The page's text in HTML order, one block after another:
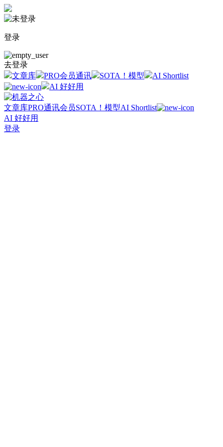
登录
去登录
文章库
PRO会员通讯 SOTA！模型
AI Shortlist
AI 好好用
文章库PRO通讯会员SOTA！模型AI Shortlist
AI 好好用
登录